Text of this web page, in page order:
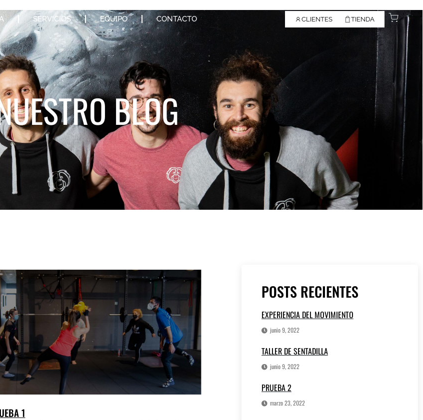
SERVICIOS EQUIPO CONTACTO CLIENTES TIENDA
BLOG
1
POSTS RECIENTES
EXPERIENCIA DEL MOVIMIENTO
junio 9, 2022
TALLER DE SENTADILLA
junio 9, 2022
PRUEBA 2
marzo 23, 2022